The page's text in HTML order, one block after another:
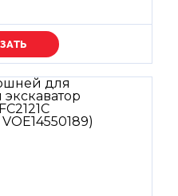
цену